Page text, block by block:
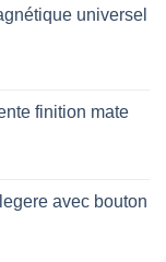
universel
finition mate
avec bouton